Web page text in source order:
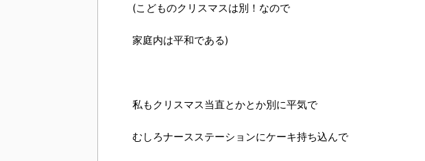
(こどものクリスマスは別！なので
家庭内は平和である)
私もクリスマス当直とかとか別に平気で
むしろナースステーションにケーキ持ち込んで